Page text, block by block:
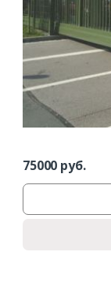
75000 руб.